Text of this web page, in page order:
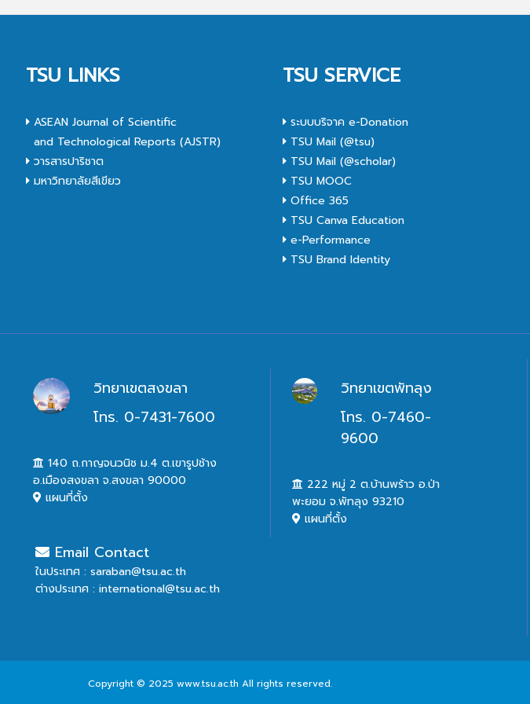
TSU LINKS
ASEAN Journal of Scientific
and Technological Reports (AJSTR)
วารสารปาริชาต
มหาวิทยาลัยสีเขียว
TSU SERVICE
ระบบบริจาค e-Donation
TSU Mail (@tsu)
TSU Mail (@scholar)
TSU MOOC
Office 365
TSU Canva Education
e-Performance
TSU Brand Identity
วิทยาเขตสงขลา
โทร. 0-7431-7600
140 ถ.กาญจนวนิช ม.4 ต.เขารูปช้าง
อ.เมืองสงขลา จ.สงขลา 90000
แผนที่ตั้ง
วิทยาเขตพัทลุง
โทร. 0-7460-
9600
222 หมู่ 2 ต.บ้านพร้าว อ.ป่า
พะยอม จ.พัทลุง 93210
แผนที่ตั้ง
Email Contact
ในประเทศ : saraban@tsu.ac.th
ต่างประเทศ : international@tsu.ac.th
Copyright © 2025 www.tsu.ac.th All rights reserved.